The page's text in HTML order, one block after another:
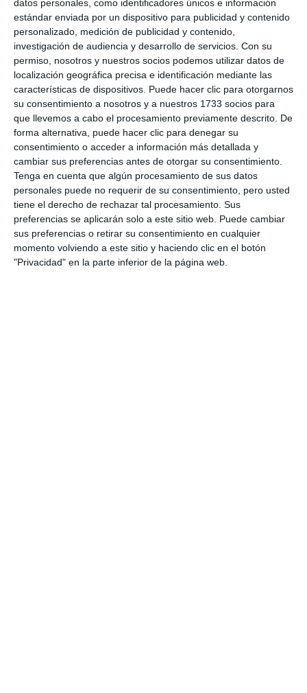
datos personales, como identificadores únicos e información
estándar enviada por un dispositivo para publicidad y contenido
personalizado, medición de publicidad y contenido,
investigación de audiencia y desarrollo de servicios. Con su
permiso, nosotros y nuestros socios podemos utilizar datos de
localización geográfica precisa e identificación mediante las
características de dispositivos. Puede hacer clic para otorgarnos
su consentimiento a nosotros y a nuestros 1733 socios para
que llevemos a cabo el procesamiento previamente descrito. De
forma alternativa, puede hacer clic para denegar su
consentimiento o acceder a información más detallada y
cambiar sus preferencias antes de otorgar su consentimiento.
Tenga en cuenta que algún procesamiento de sus datos
personales puede no requerir de su consentimiento, pero usted
tiene el derecho de rechazar tal procesamiento. Sus
preferencias se aplicarán solo a este sitio web. Puede cambiar
sus preferencias o retirar su consentimiento en cualquier
momento volviendo a este sitio y haciendo clic en el botón
"Privacidad" en la parte inferior de la página web.
Comparte esta noticia desde el siguiente enlace:
https://mijascom.com/?a=33956
CRISTO DE LA PAZ VIACRUCIS MEDALLA MIJAS PUEBLO
TAMBIÉN TE PUEDE INTERESAR